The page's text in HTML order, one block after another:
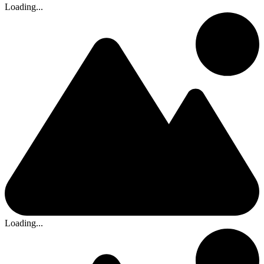
Loading...
Loading...